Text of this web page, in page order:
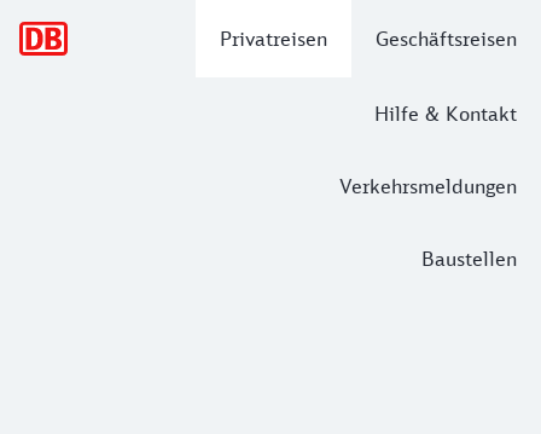
Privatreisen Geschäftsreisen
Hilfe & Kontakt
Verkehrsmeldungen
Baustellen